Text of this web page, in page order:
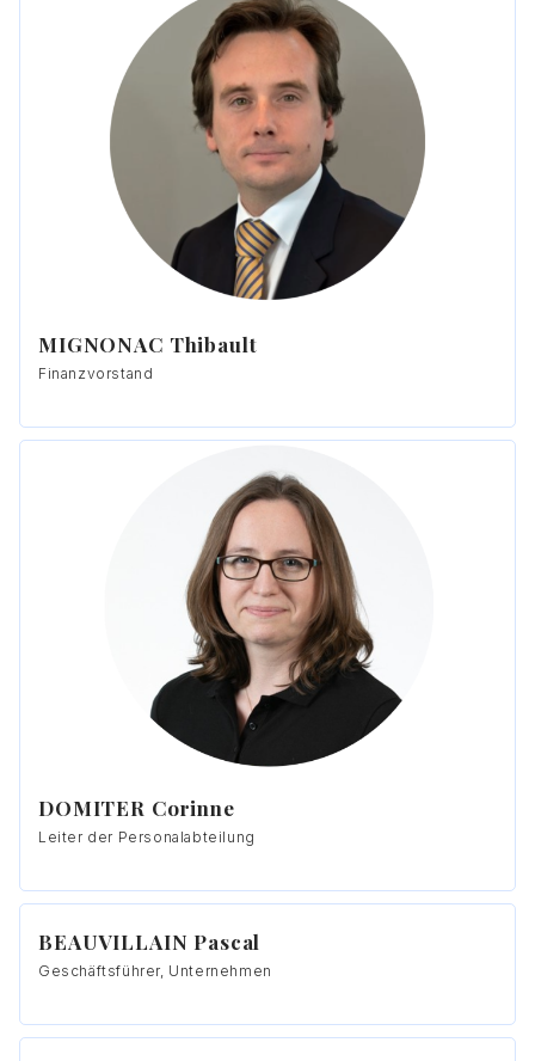
MIGNONAC Thibault
Finanzvorstand
DOMITER Corinne
Leiter der Personalabteilung
BEAUVILLAIN Pascal
Geschäftsführer, Unternehmen